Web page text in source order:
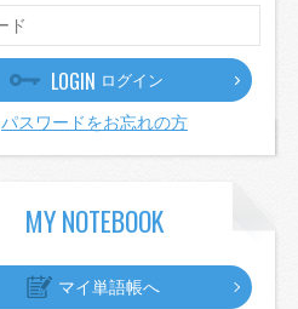
LOGIN ログイン
パスワードをお忘れの方
MY NOTEBOOK
マイ単語帳へ